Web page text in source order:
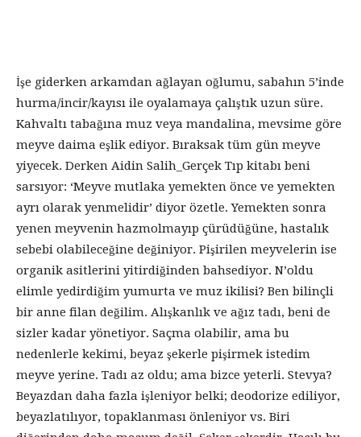
İşe giderken arkamdan ağlayan oğlumu, sabahın 5’inde
hurma/incir/kayısı ile oyalamaya çalıştık uzun süre.
Kahvaltı tabağına muz veya mandalina, mevsime göre
meyve daima eşlik ediyor. Bıraksak tüm gün meyve
yiyecek. Derken Aidin Salih_Gerçek Tıp kitabı beni
sarsıyor: ‘Meyve mutlaka yemekten önce ve yemekten
ayrı olarak yenmelidir’ diyor özetle. Yemekten sonra
yenen meyvenin hazmolmayıp çürüdüğüne, hastalık
sebebi olabileceğine değiniyor. Pişirilen meyvelerin ise
organik asitlerini yitirdiğinden bahsediyor. N’oldu
elimle yedirdiğim yumurta ve muz ikilisi? Ben bilinçli
bir anne filan değilim. Alışkanlık ve ağız tadı, beni de
sizler kadar yönetiyor. Saçma olabilir, ama bu
nedenlerle kekimi, beyaz şekerle pişirmek istedim
meyve yerine. Tadı az oldu; ama bizce yeterli. Stevya?
Beyazdan daha fazla işleniyor belki; deodorize ediliyor,
beyazlatılıyor, topaklanması önleniyor vs. Biri